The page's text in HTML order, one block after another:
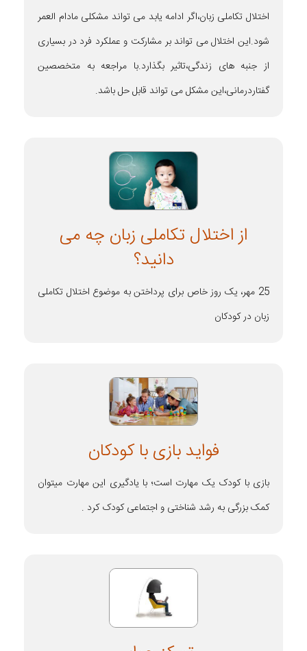
اختلال تکاملی زبان،اگر ادامه یابد می تواند مشکلی مادام العمر
شود.این اختلال می تواند بر مشارکت و عملکرد فرد در بسیاری
از جنبه های زندگی،تاثیر بگذارد.با مراجعه به متخصصین
گفتاردرمانی،این مشکل می تواند قابل حل باشد.
از اختلال تکاملی زبان چه می
دانید؟
25 مهر، یک روز خاص برای پرداختن به موضوع اختلال تکاملی
زبان در کودکان
فواید بازی با کودکان
بازی با کودک یک مهارت است؛ با یادگیری این مهارت میتوان
کمک بزرگی به رشد شناختی و اجتماعی کودک کرد .